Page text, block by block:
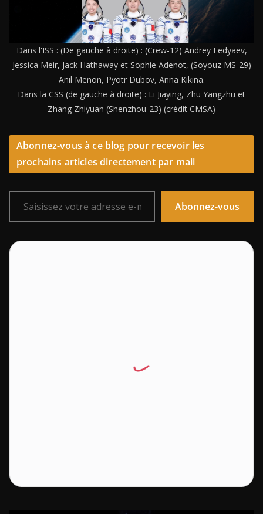
Dans l'ISS : (De gauche à droite) : (Crew-12) Andrey Fedyaev,
Jessica Meir, Jack Hathaway et Sophie Adenot, (Soyouz MS-29)
Anil Menon, Pyotr Dubov, Anna Kikina.
Dans la CSS (de gauche à droite) : Li Jiaying, Zhu Yangzhu et
Zhang Zhiyuan (Shenzhou-23) (crédit CMSA)
Abonnez-vous à ce blog pour recevoir les
prochains articles directement par mail
Saisissez votre adresse e-mail…
Abonnez-vous